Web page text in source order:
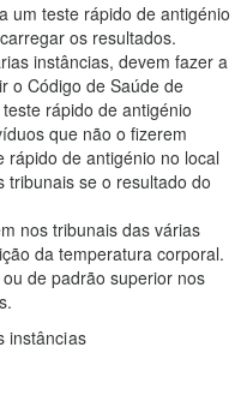
um teste rápido de antigénio
os resultados.
instâncias, devem fazer a
o Código de Saúde de
rápido de antigénio
que não o fizerem
de antigénio no local
tribunais se o resultado do
nos tribunais das várias
da temperatura corporal.
de padrão superior nos
instâncias